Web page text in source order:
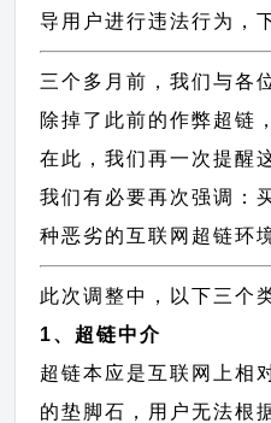
导用户进行违法行为，
三个多月前，我们与各
除掉了此前的作弊超链
在此，我们再一次提醒
我们有必要再次强调：
种恶劣的互联网超链环
此次调整中，以下三个
1、超链中介
超链本应是互联网上相
的垫脚石，用户无法根